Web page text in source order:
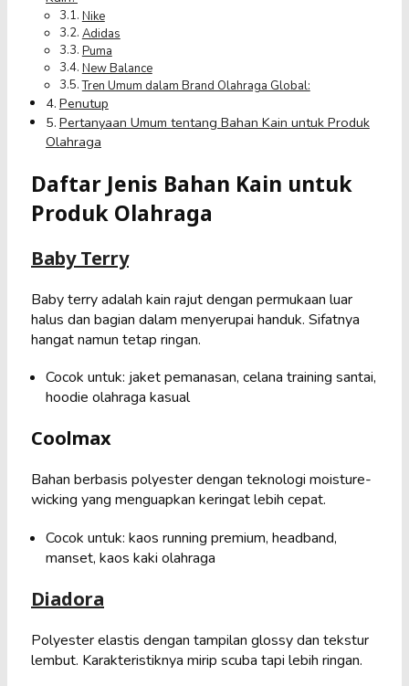
Nike
Adidas
Puma
New Balance
Tren Umum dalam Brand Olahraga Global:
Penutup
Pertanyaan Umum tentang Bahan Kain untuk Produk
Olahraga
Daftar Jenis Bahan Kain untuk
Produk Olahraga
Baby Terry
Baby terry adalah kain rajut dengan permukaan luar
halus dan bagian dalam menyerupai handuk. Sifatnya
hangat namun tetap ringan.
Cocok untuk: jaket pemanasan, celana training santai,
hoodie olahraga kasual
Coolmax
Bahan berbasis polyester dengan teknologi moisture-
wicking yang menguapkan keringat lebih cepat.
Cocok untuk: kaos running premium, headband,
manset, kaos kaki olahraga
Diadora
Polyester elastis dengan tampilan glossy dan tekstur
lembut. Karakteristiknya mirip scuba tapi lebih ringan.